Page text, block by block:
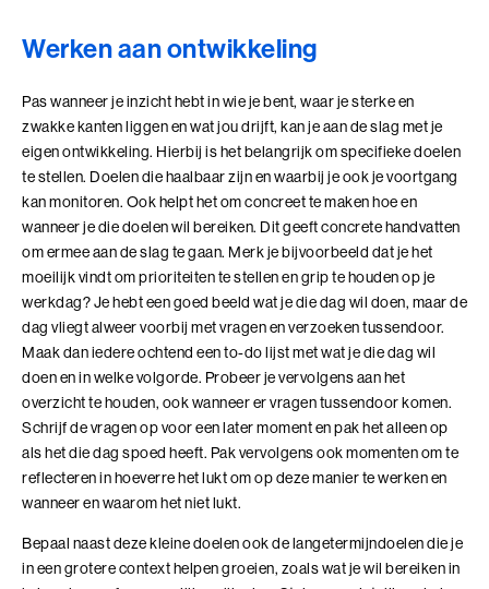
Persoonlijke Kracht
Persoonlijke Kracht (BaakBoost)
Professioneel Adviseren
Professioneel Adviseren (BaakBoost)
Projectmanagement
Senior Excellence
Strategisch Adviseren
Strategisch Leiderschap Programma
Talent Ontwikkelings Programma
Talent Ontwikkelings Programma (BaakBoost)
Teamleiderschap
Veilig Leiden
Werken aan ontwikkeling
Pas wanneer je inzicht hebt in wie je bent, waar je sterke en
zwakke kanten liggen en wat jou drijft, kan je aan de slag met je
eigen ontwikkeling. Hierbij is het belangrijk om specifieke doelen
te stellen. Doelen die haalbaar zijn en waarbij je ook je voortgang
kan monitoren. Ook helpt het om concreet te maken hoe en
wanneer je die doelen wil bereiken. Dit geeft concrete handvatten
om ermee aan de slag te gaan. Merk je bijvoorbeeld dat je het
moeilijk vindt om prioriteiten te stellen en grip te houden op je
werkdag? Je hebt een goed beeld wat je die dag wil doen, maar de
dag vliegt alweer voorbij met vragen en verzoeken tussendoor.
Maak dan iedere ochtend een to-do lijst met wat je die dag wil
doen en in welke volgorde. Probeer je vervolgens aan het
overzicht te houden, ook wanneer er vragen tussendoor komen.
Schrijf de vragen op voor een later moment en pak het alleen op
als het die dag spoed heeft. Pak vervolgens ook momenten om te
reflecteren in hoeverre het lukt om op deze manier te werken en
wanneer en waarom het niet lukt.
Bepaal naast deze kleine doelen ook de langetermijndoelen die je
in een grotere context helpen groeien, zoals wat je wil bereiken in